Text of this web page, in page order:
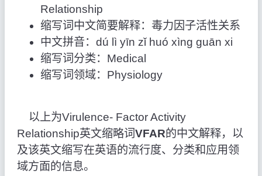
Relationship
缩写词中文简要解释：毒力因子活性关系
中文拼音：dú lì yīn zǐ huó xìng guān xi
缩写词分类：Medical
缩写词领域：Physiology
以上为Virulence- Factor Activity
Relationship英文缩略词VFAR的中文解释，以
及该英文缩写在英语的流行度、分类和应用领
域方面的信息。